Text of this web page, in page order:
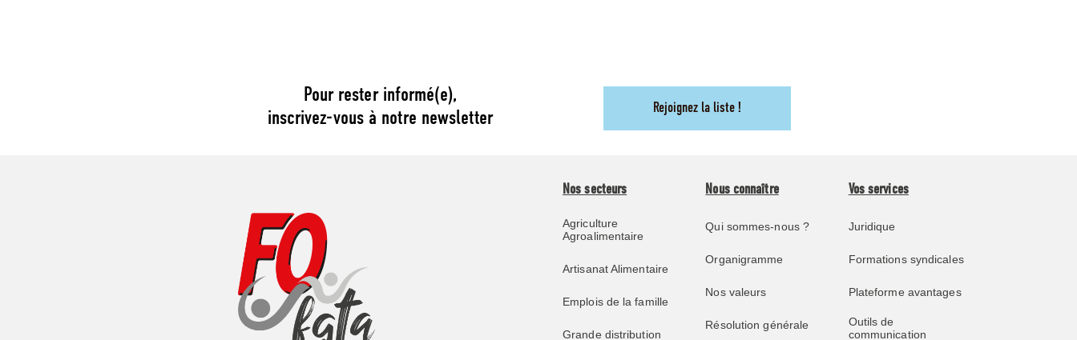
Pour rester informé(e),
inscrivez-vous à notre newsletter
Rejoignez la liste !
Nos secteurs
Agriculture
Agroalimentaire
Artisanat Alimentaire
Emplois de la famille
Grande distribution
Nous connaître
Qui sommes-nous ?
Organigramme
Nos valeurs
Résolution générale
Vos services
Juridique
Formations syndicales
Plateforme avantages
Outils de
communication